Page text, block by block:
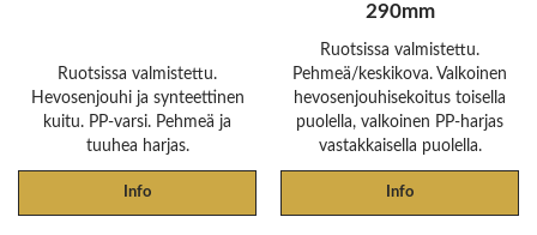
Ruotsissa valmistettu.
Hevosenjouhi ja synteettinen
kuitu. PP-varsi. Pehmeä ja
tuuhea harjas.
Info
290mm
Ruotsissa valmistettu.
Pehmeä/keskikova. Valkoinen
hevosenjouhisekoitus toisella
puolella, valkoinen PP-harjas
vastakkaisella puolella.
Info